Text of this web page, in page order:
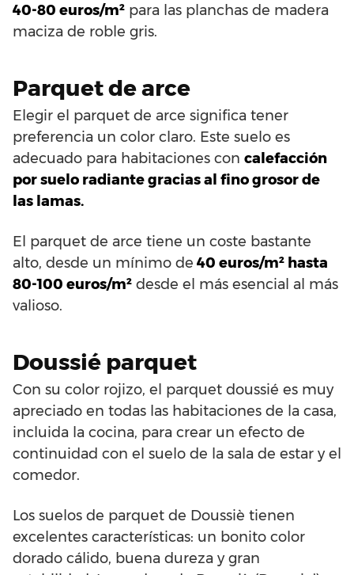
40-80 euros/m² para las planchas de madera
maciza de roble gris.
Parquet de arce
Elegir el parquet de arce significa tener
preferencia un color claro. Este suelo es
adecuado para habitaciones con calefacción
por suelo radiante gracias al fino grosor de
las lamas.
El parquet de arce tiene un coste bastante
alto, desde un mínimo de 40 euros/m² hasta
80-100 euros/m² desde el más esencial al más
valioso.
Doussié parquet
Con su color rojizo, el parquet doussié es muy
apreciado en todas las habitaciones de la casa,
incluida la cocina, para crear un efecto de
continuidad con el suelo de la sala de estar y el
comedor.
Los suelos de parquet de Doussiè tienen
excelentes características: un bonito color
dorado cálido, buena dureza y gran